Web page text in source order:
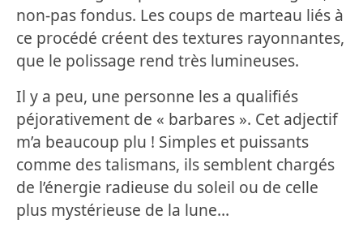
non-pas fondus. Les coups de marteau liés à
ce procédé créent des textures rayonnantes,
que le polissage rend très lumineuses.
Il y a peu, une personne les a qualifiés
péjorativement de « barbares ». Cet adjectif
m’a beaucoup plu ! Simples et puissants
comme des talismans, ils semblent chargés
de l’énergie radieuse du soleil ou de celle
plus mystérieuse de la lune…